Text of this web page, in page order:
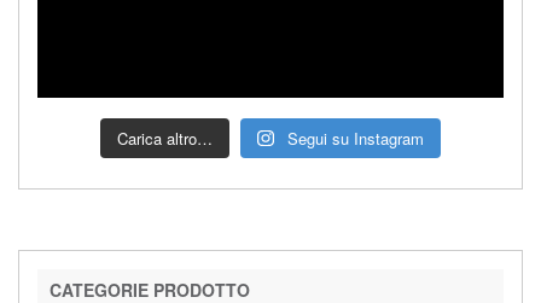
Carica altro… Segui su Instagram
CATEGORIE PRODOTTO